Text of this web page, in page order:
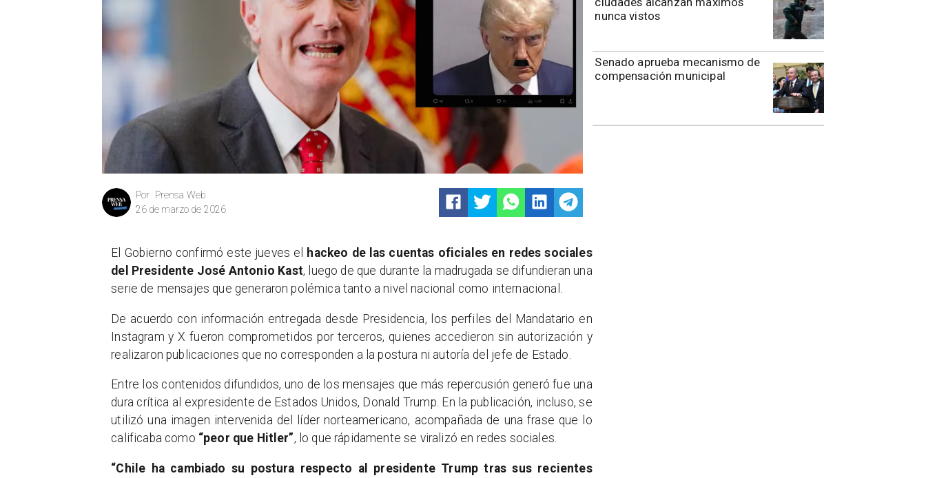
Prensa Web
Por
26 de marzo de 2026
nunca vistos
Senado aprueba mecanismo de
compensación municipal
El Gobierno confirmó este jueves el
hackeo de las cuentas oficiales en redes sociales
del Presidente José Antonio Kast, luego de que durante la madrugada se difundieran una
serie de mensajes que generaron polémica tanto a nivel nacional como internacional.
De acuerdo con información entregada desde Presidencia, los perfiles del Mandatario en
Instagram y X fueron comprometidos por terceros, quienes accedieron sin autorización y
realizaron publicaciones que no corresponden a la postura ni autoría del jefe de Estado.
Entre los contenidos difundidos, uno de los mensajes que más repercusión generó fue una
dura crítica al expresidente de Estados Unidos, Donald Trump. En la publicación, incluso, se
utilizó una imagen intervenida del líder norteamericano, acompañada de una frase que lo
calificaba como “peor que Hitler”, lo que rápidamente se viralizó en redes sociales.
“Chile ha cambiado su postura respecto al presidente Trump tras sus recientes